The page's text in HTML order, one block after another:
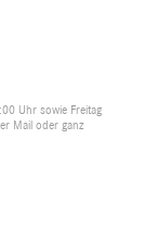
Uhr sowie Freitag
Mail oder ganz